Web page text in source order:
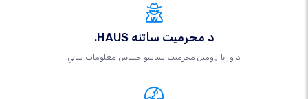
.HAUS د محرمیت ساتنه
د وړیا ډومین محرمیت ستاسو حساس معلومات ساتي